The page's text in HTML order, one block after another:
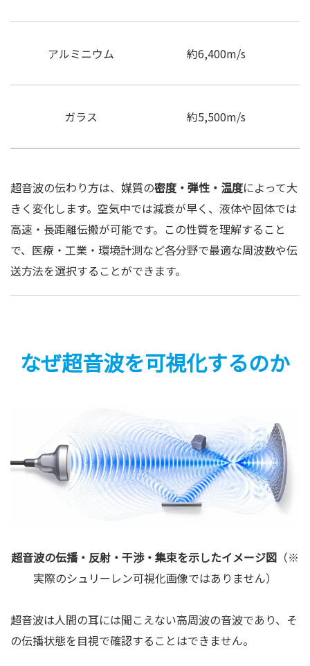
アルミニウム 約6,400m/s
ガラス 約5,500m/s
超音波の伝わり方は、媒質の密度・弾性・温度によって大
きく変化します。空気中では減衰が早く、液体や固体では
高速・長距離伝搬が可能です。この性質を理解すること
で、医療・工業・環境計測など各分野で最適な周波数や伝
送方法を選択することができます。
なぜ超音波を可視化するのか
超音波の伝播・反射・干渉・集束を示したイメージ図 （※
実際のシュリーレン可視化画像ではありません）
超音波は人間の耳には聞こえない高周波の音波であり、そ
の伝播状態を目視で確認することはできません。